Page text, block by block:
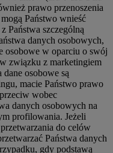
prawo przenoszenia
Państwo wnieść
Państwa szczególną
danych osobowych,
osobowe w oparciu o swój
związku z marketingiem
osobowe są
macie Państwo prawo
wobec
danych osobowych na
profilowania. Jeżeli
do celów
Państwa danych
gdy podstawą